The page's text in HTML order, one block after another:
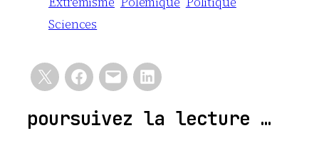
Sciences
poursuivez la lecture …